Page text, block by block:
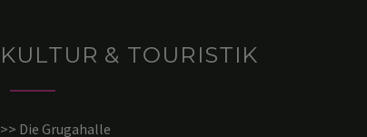
KULTUR & TOURISTIK
>> Die Grugahalle